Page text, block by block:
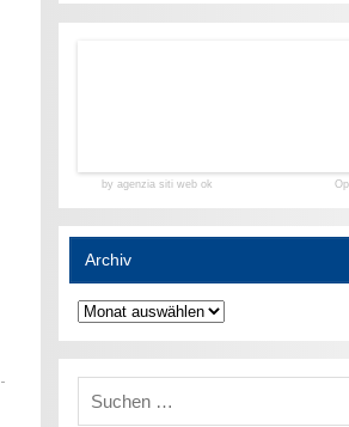
by agenzia siti web ok
Archiv
Archiv